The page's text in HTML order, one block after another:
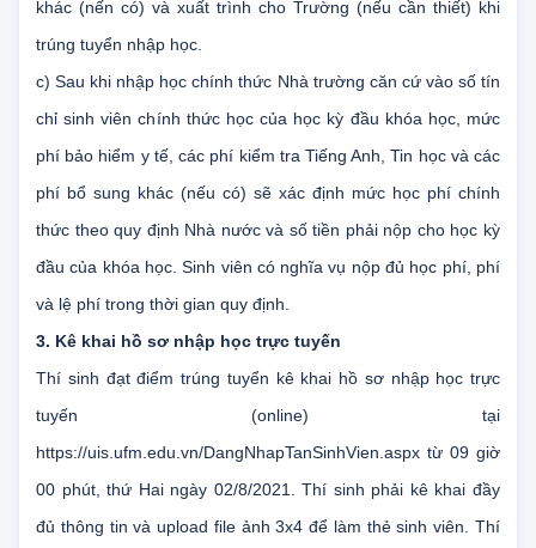
khác (nến có) và xuất trình cho Trường (nếu cần thiết) khi
trúng tuyển nhập học.
c) Sau khi nhập học chính thức Nhà trường căn cứ vào số tín
chỉ sinh viên chính thức học của học kỳ đầu khóa học, mức
phí bảo hiểm y tế, các phí kiểm tra Tiếng Anh, Tin học và các
phí bổ sung khác (nếu có) sẽ xác định mức học phí chính
thức theo quy định Nhà nước và số tiền phải nộp cho học kỳ
đầu của khóa học. Sinh viên có nghĩa vụ nộp đủ học phí, phí
và lệ phí trong thời gian quy định.
3. Kê khai hồ sơ nhập học trực tuyến
Thí sinh đạt điểm trúng tuyển kê khai hồ sơ nhập học trực
tuyến (online) tại
https://uis.ufm.edu.vn/DangNhapTanSinhVien.aspx từ 09 giờ
00 phút, thứ Hai ngày 02/8/2021. Thí sinh phải kê khai đầy